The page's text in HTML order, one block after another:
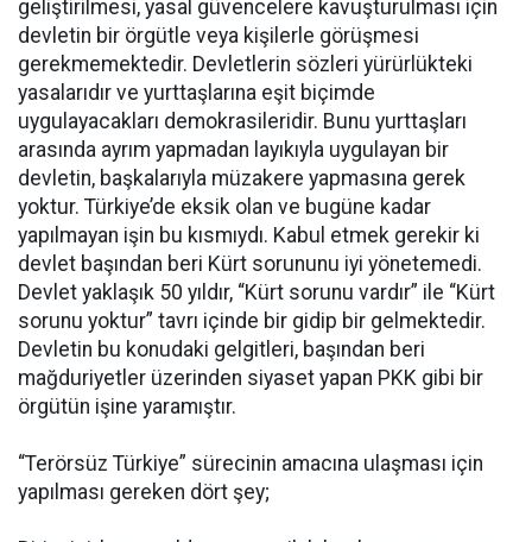
geliştirilmesi, yasal güvencelere kavuşturulması için
devletin bir örgütle veya kişilerle görüşmesi
gerekmemektedir. Devletlerin sözleri yürürlükteki
yasalarıdır ve yurttaşlarına eşit biçimde
uygulayacakları demokrasileridir. Bunu yurttaşları
arasında ayrım yapmadan layıkıyla uygulayan bir
devletin, başkalarıyla müzakere yapmasına gerek
yoktur. Türkiye’de eksik olan ve bugüne kadar
yapılmayan işin bu kısmıydı. Kabul etmek gerekir ki
devlet başından beri Kürt sorununu iyi yönetemedi.
Devlet yaklaşık 50 yıldır, “Kürt sorunu vardır” ile “Kürt
sorunu yoktur” tavrı içinde bir gidip bir gelmektedir.
Devletin bu konudaki gelgitleri, başından beri
mağduriyetler üzerinden siyaset yapan PKK gibi bir
örgütün işine yaramıştır.
“Terörsüz Türkiye” sürecinin amacına ulaşması için
yapılması gereken dört şey;